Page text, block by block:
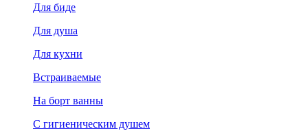
Для биде
Для душа
Для кухни
Встраиваемые
На борт ванны
C гигиеническим душем